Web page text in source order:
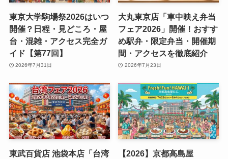
東京大学駒場祭2026はいつ
開催？日程・見どころ・屋
台・混雑・アクセス完全ガ
イド【第77回】
2026年7月31日
大丸東京店「車中映え弁当
フェア2026」開催！おすす
め駅弁・限定弁当・開催期
間・アクセスを徹底紹介
2026年7月23日
東武百貨店 池袋本店「台湾
【2026】京都高島屋